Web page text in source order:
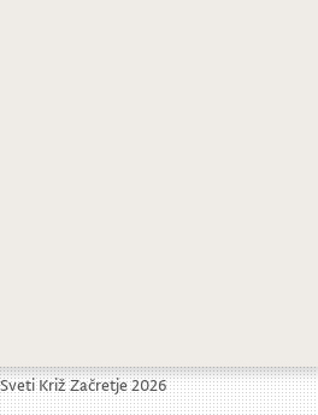
Križ Začretje 2026